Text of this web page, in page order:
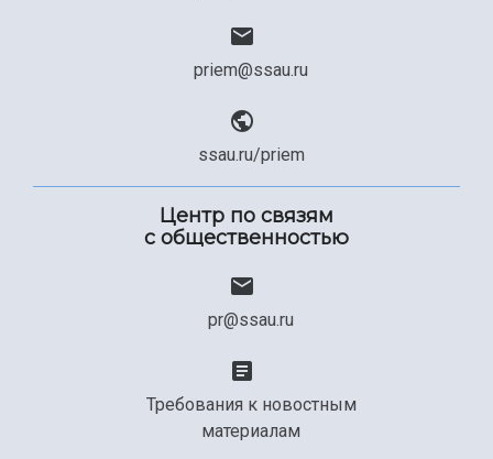
priem@ssau.ru
ssau.ru/priem
Центр по связям
с общественностью
pr@ssau.ru
Требования к новостным
материалам